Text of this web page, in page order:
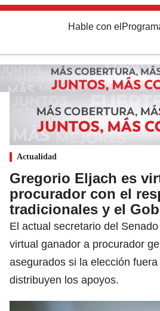
Hable con el
Actualidad
Gregorio Eljach es
procurador con el
tradicionales y el
El actual secretario del
virtual ganador a procurador
asegurados si la elección
distribuyen los apoyos.